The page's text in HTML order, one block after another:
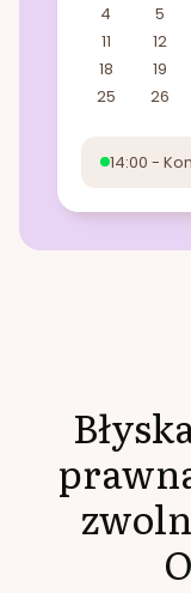
4
5
11
12
18
19
25
26
14:00 -